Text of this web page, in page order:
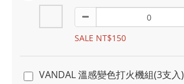
SALE NT$150
VANDAL 溫感變色打火機組(3支入)